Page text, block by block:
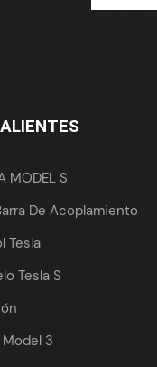
MODEL S
De Acoplamiento
Tesla
Tesla S
Model 3